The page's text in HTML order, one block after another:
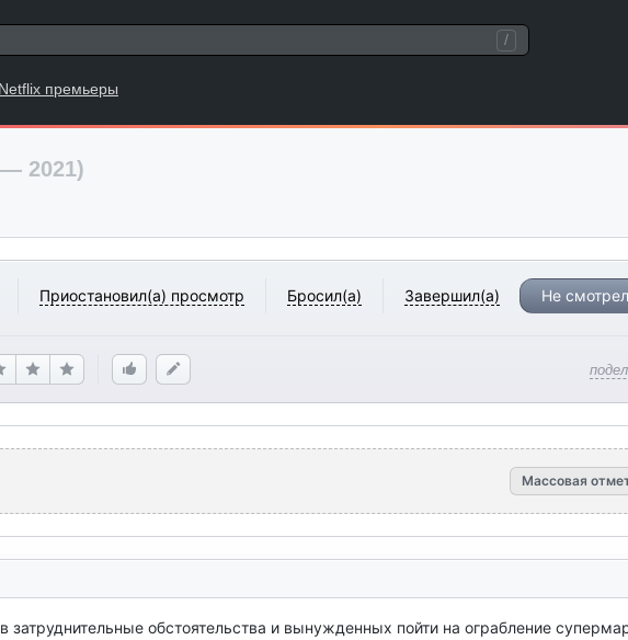
/
Netflix премьеры
2021)
Приостановил(а) просмотр Бросил(а) Завершил(а) Не
Массовая
обстоятельства и вынужденных пойти на ограбление